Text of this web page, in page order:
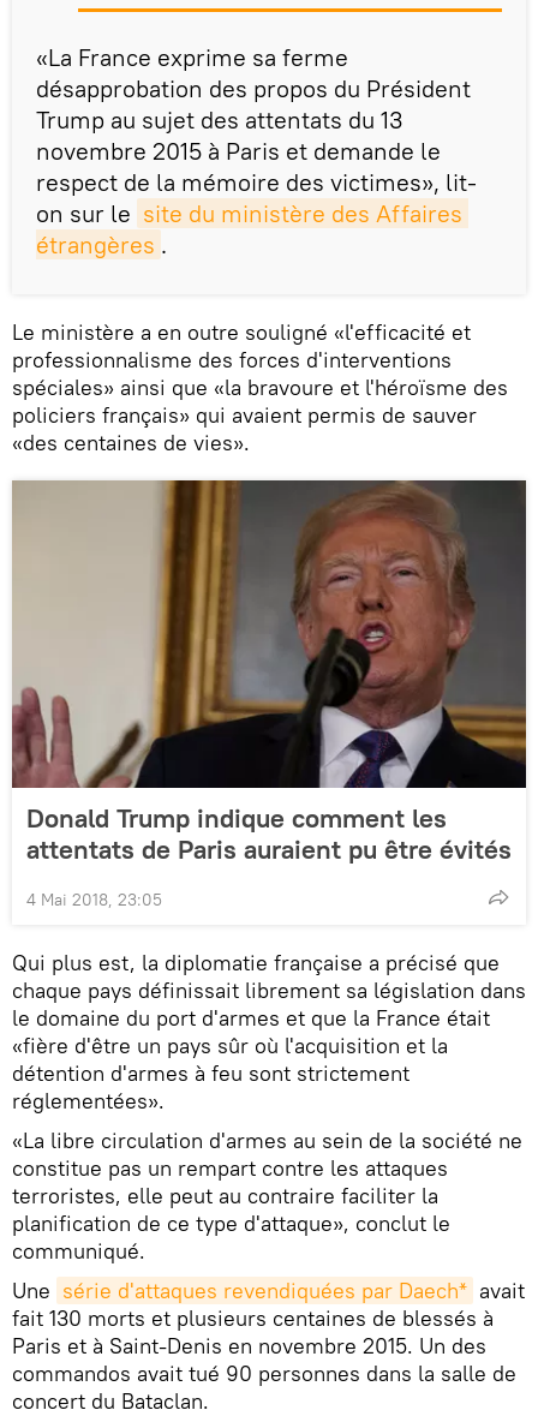
«La France exprime sa ferme
désapprobation des propos du Président
Trump au sujet des attentats du 13
novembre 2015 à Paris et demande le
respect de la mémoire des victimes», lit-
on sur le site du ministère des Affaires
étrangères .
Le ministère a en outre souligné «l'efficacité et
professionnalisme des forces d'interventions
spéciales» ainsi que «la bravoure et l'héroïsme des
policiers français» qui avaient permis de sauver
«des centaines de vies».
Donald Trump indique comment les
attentats de Paris auraient pu être évités
4 Mai 2018, 23:05
Qui plus est, la diplomatie française a précisé que
chaque pays définissait librement sa législation dans
le domaine du port d'armes et que la France était
«fière d'être un pays sûr où l'acquisition et la
détention d'armes à feu sont strictement
réglementées».
«La libre circulation d'armes au sein de la société ne
constitue pas un rempart contre les attaques
terroristes, elle peut au contraire faciliter la
planification de ce type d'attaque», conclut le
communiqué.
Une série d'attaques revendiquées par Daech* avait
fait 130 morts et plusieurs centaines de blessés à
Paris et à Saint-Denis en novembre 2015. Un des
commandos avait tué 90 personnes dans la salle de
concert du Bataclan.